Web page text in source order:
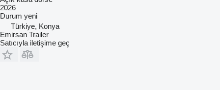
2026
Durum yeni
Türkiye, Konya
Emirsan Trailer
Satıcıyla iletişime geç